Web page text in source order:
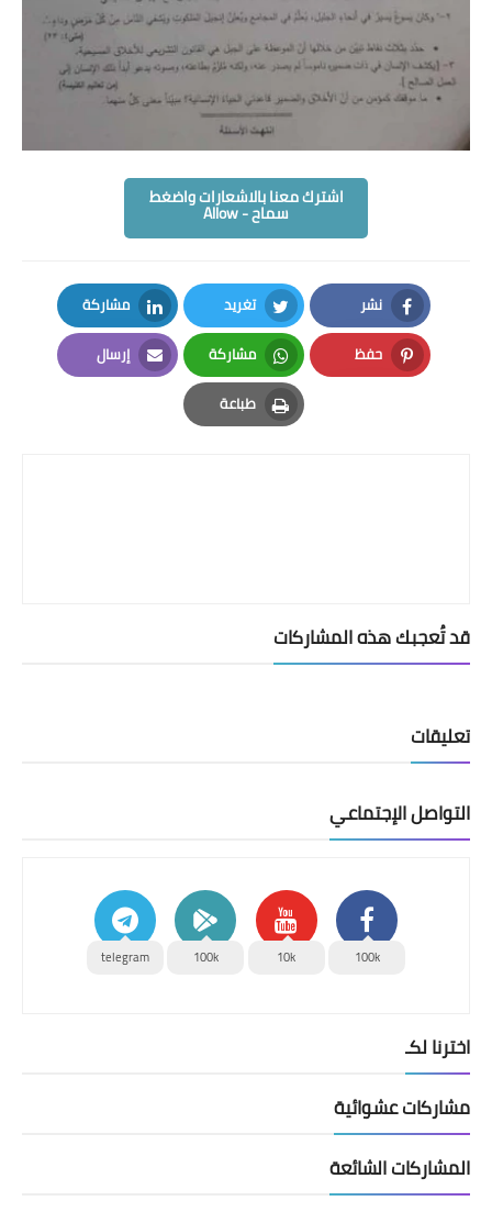
اشترك معنا بالاشعارات واضغط
سماح - Allow
نشر
Facebook
تغريد
Twitter
مشاركة
LinkedIn
حفظ
Pinterest
مشاركة
Whatsapp
إرسال
Email
طباعة
Print
قد تُعجبك هذه المشاركات
تعليقات
التواصل الإجتماعي
100k
10k
100k
telegram
اخترنا لكـ
مشاركات عشوائية
المشاركات الشائعة